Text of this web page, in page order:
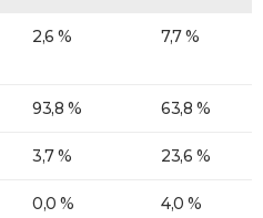
2,6 % 7,7 %
93,8 % 63,8 %
3,7 % 23,6 %
0,0 % 4,0 %